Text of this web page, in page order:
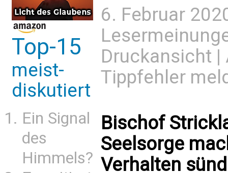
Top-15
meist-
diskutiert
Ein Signal
des
Himmels?
6. Februar
Druckansicht |
Tippfehler
Bischof
Seelsorge
Verhalten